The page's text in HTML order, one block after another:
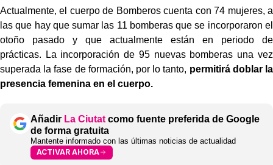
Actualmente, el cuerpo de Bomberos cuenta con 74 mujeres, a
las que hay que sumar las 11 bomberas que se incorporaron el
otoño pasado y que actualmente están en periodo de
prácticas. La incorporación de 95 nuevas bomberas una vez
superada la fase de formación, por lo tanto, permitirá doblar la
presencia femenina en el cuerpo.
Añadir La Ciutat como fuente preferida de Google
de forma gratuita
Mantente informado con las últimas noticias de actualidad
ACTIVAR AHORA